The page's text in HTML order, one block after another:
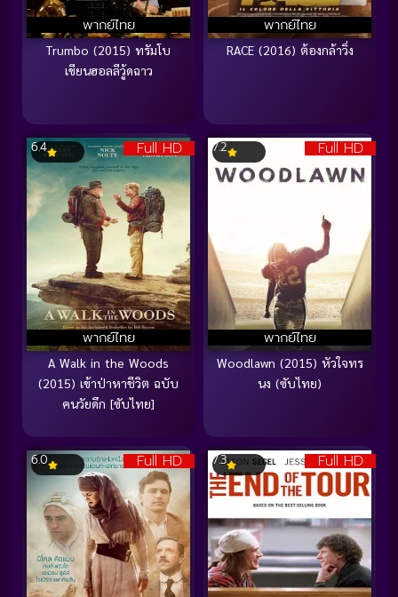
พากย์ไทย
Trumbo (2015) ทรัมโบ
เขียนฮอลลีวู้ดฉาว
พากย์ไทย
RACE (2016) ต้องกล้าวิ่ง
Full HD
พากย์ไทย
6.4
A Walk in the Woods
(2015) เข้าป่าหาชีวิต ฉบับ
คนวัยดึก [ซับไทย]
Full HD
พากย์ไทย
7.2
Woodlawn (2015) หัวใจทร
นง (ซับไทย)
Full HD
6.0 Full HD
7.3